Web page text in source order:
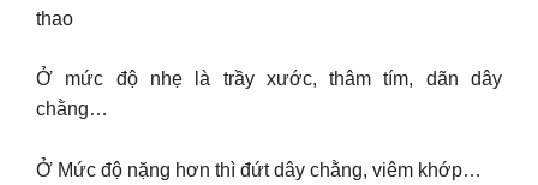
thao
Ở mức độ nhẹ là trầy xước, thâm tím, dãn dây
chằng…
Ở Mức độ nặng hơn thì đứt dây chằng, viêm khớp…